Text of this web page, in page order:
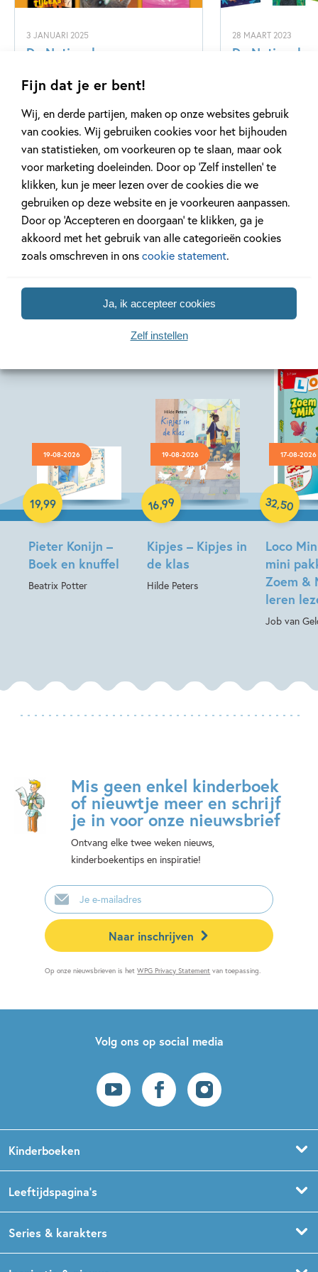
Fijn dat je er bent!
Wij, en derde partijen, maken op onze websites gebruik
van cookies. Wij gebruiken cookies voor het bijhouden
van statistieken, om voorkeuren op te slaan, maar ook
voor marketing doeleinden. Door op ‘Zelf instellen’ te
klikken, kun je meer lezen over de cookies die we
gebruiken op deze website en je voorkeuren aanpassen.
Door op ‘Accepteren en doorgaan’ te klikken, ga je
akkoord met het gebruik van alle categorieën cookies
zoals omschreven in onscookie statement.
Ja, ik accepteer cookies
Zelf instellen
3 JANUARI 2025
De Nationale
Lees meer
28 MAART 2023
De Nationale
Lees meer
Bekijk alle artikelen
Bekijk ook eens
19-08-2026
Pieter Konijn –
Boek en knuffel
Beatrix Potter
19,99
Hardcover
19-08-2026
Kipjes – Kipjes in
de klas
Hilde Peters
16,99
Hardcover
17-08-2026
Loco
mini
Zoem &
leren
Job van
32,50
Paperback
Mis geen enkel kinderboek
of nieuwtje meer en schrijf
je in voor onze nieuwsbrief
Ontvang elke twee weken nieuws,
kinderboekentips en inspiratie!
E-
mailadres
Naar inschrijven
Op onze nieuwsbrieven is hetWPG Privacy Statement van toepassing.
Volg ons op social media
Kinderboeken
Prentenboeken
Leeftijdspagina’s
Boekentips 1,5 - 3 jaar
Series & karakters